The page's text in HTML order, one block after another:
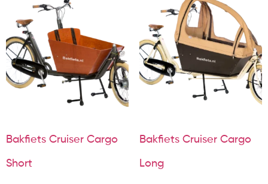
Bakfiets Cruiser Cargo
Short
Bakfiets Cruiser Cargo
Long